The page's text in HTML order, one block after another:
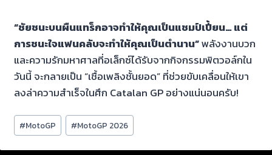
“ชัยชนะบนผืนแทร็กอาจทำให้คุณเป็นแชมป์เปี้ยน… แต่
การชนะใจแฟนคลับจะทำให้คุณเป็นตำนาน”พลังงานบวก
และความรักมหาศาลที่อเล็กซ์ได้รับจากกิจกรรมพิตวอล์กใน
วันนี้ จะกลายเป็น “เชื้อเพลิงชั้นยอด” ที่ช่วยขับเคลื่อนให้เขา
ลงล่าความสำเร็จในศึก Catalan GP อย่างแน่นอนครับ!
Post
Tags:
#MotoGP #MotoGP 2026